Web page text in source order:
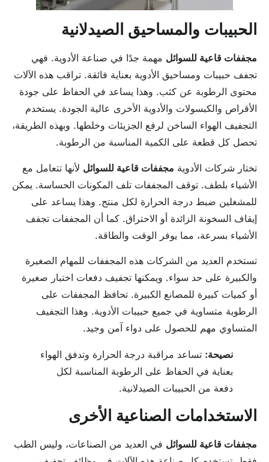
الحبيبات والمساحيق الصيدلانية
مجففات قاعية للسوائل مهمة جدًا في صناعة الأدوية. فهي
تجفف حبيبات ومساحيق الأدوية بعناية فائقة. تراقب هذه الآلات
محتوى الرطوبة عن كثب. وهذا يساعد في الحفاظ على جودة
الأقراص والكبسولات والأدوية الأخرى عالية الجودة. يستخدم
التجفيف الهواء الساخن لرفع الجزيئات وخلطها. وبهذه الطريقة،
تحصل كل قطعة على الكمية المناسبة من الرطوبة.
تختار شركات الأدوية مجففات قاعية للسوائل لأنها تتعامل مع
الأشياء بلطف. توقف المجففات تلف المكونات الحساسة. يمكن
للمشغلين ضبط درجة الحرارة لكل منتج. وهذا يساعد على
إيقاف السخونة الزائدة أو الاحتراق. كما أن المجففات تجفف
الأشياء بسرعة، مما يوفر الوقت والطاقة.
تستخدم العديد من الشركات هذه المجففات للمهام الصغيرة
والكبيرة على حد سواء. ويمكنها تجفيف دفعات اختبار صغيرة
أو كميات كبيرة للمصانع الكبيرة. تحافظ المجففات على
الرطوبة متساوية في جميع حبيبات الأدوية. وهذا التجفيف
المتساوي مهم للحصول على دواء آمن وجيد.
نصيحة: تساعد مراقبة درجة الحرارة وتدفق الهواء
بعناية في الحفاظ على الرطوبة المناسبة لكل
دفعة من الحبيبات الصيدلانية.
الاستخدامات الصناعية الأخرى
مجففات قاعية للسوائل في العديد من الصناعات، وليس الطب